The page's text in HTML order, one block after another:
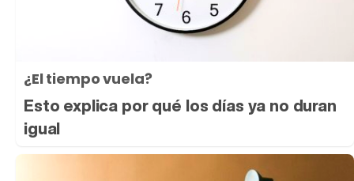
¿El tiempo vuela?
Esto explica por qué los días ya no duran
igual